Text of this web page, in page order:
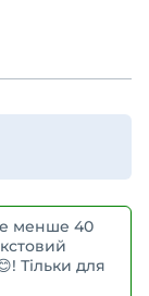
менше 40
Тільки для